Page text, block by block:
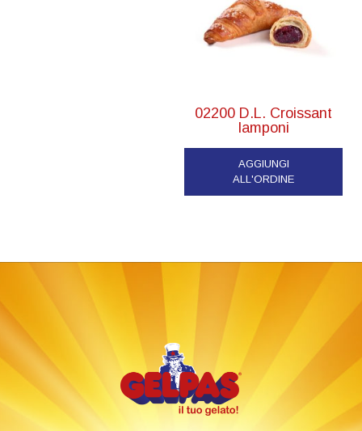
02200 D.L. Croissant
lamponi
AGGIUNGI
ALL'ORDINE